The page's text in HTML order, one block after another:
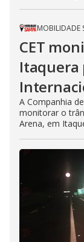
MOBILIDADE
CET
Itaquera
A Companhia
monitorar o
Arena, em